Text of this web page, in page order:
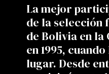
La mejor
de la selección
de Bolivia en la
en 1995,
lugar. Desde